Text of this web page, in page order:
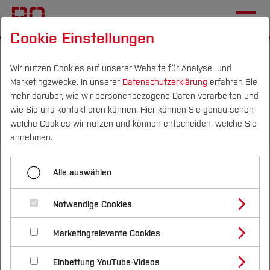
Campus Personen DE|EN Quicklinks
Studium
Studienangebote
Bachelorstudiengänge
Masterstudiengänge
Vor dem Studium
Bewerben & Einschreiben
Bewerbungsportal
Im Studium
Studienbüros und Prüfungen
Nach dem Studium
Forschung & Transfer
Profil
Forschungs- und Transferprofil
Schwerpunkte (FuT)
Beratung & Förderung
Nachhaltigkeit
Nachhaltigkeit studieren
International
Einrichtungen (FuT)
BIM Institut
Menü aufklappen
ARUP | „BIM im gesamten
Gebäudelebenszyklus “ |
BIM Bier+Brezeln digital |
Cookie Einstellungen
Wir nutzen Cookies auf unserer Website für Analyse- und
Marketingzwecke. In unserer Datenschutzerklärung erfahren Sie
mehr darüber, wie wir personenbezogene Daten verarbeiten und
wie Sie uns kontaktieren können. Hier können Sie genau sehen
welche Cookies wir nutzen und können entscheiden, welche Sie
annehmen.
Alle auswählen
Notwendige Cookies
Marketingrelevante Cookies
Einbettung YouTube-Videos